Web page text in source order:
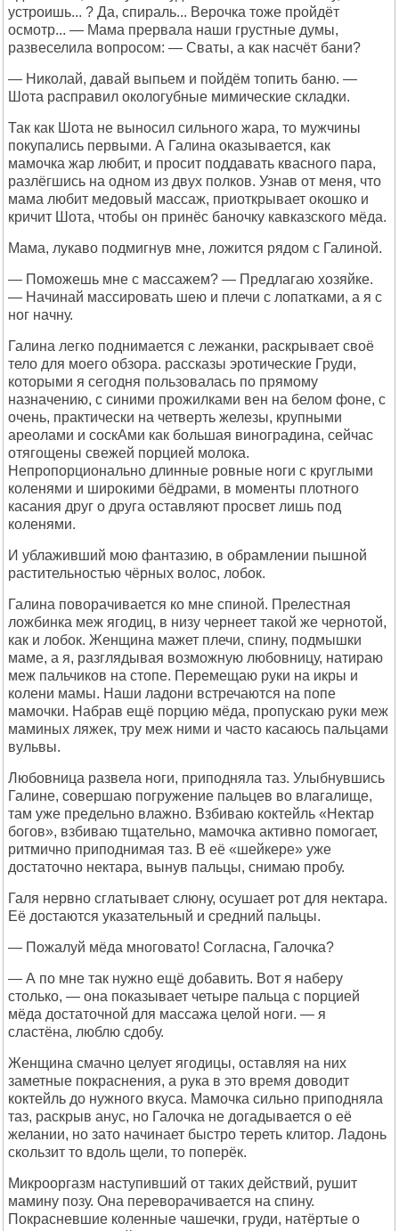
устроишь... ? Да, спираль... Верочка тоже пройдёт
осмотр... — Мама прервала наши грустные думы,
развеселила вопросом: — Сваты, а как насчёт бани?
— Николай, давай выпьем и пойдём топить баню. —
Шота расправил окологубные мимические складки.
Так как Шота не выносил сильного жара, то мужчины
покупались первыми. А Галина оказывается, как
мамочка жар любит, и просит поддавать квасного пара,
разлёгшись на одном из двух полков. Узнав от меня, что
мама любит медовый массаж, приоткрывает окошко и
кричит Шота, чтобы он принёс баночку кавказского мёда.
Мама, лукаво подмигнув мне, ложится рядом с Галиной.
— Поможешь мне с массажем? — Предлагаю хозяйке.
— Начинай массировать шею и плечи с лопатками, а я с
ног начну.
Галина легко поднимается с лежанки, раскрывает своё
тело для моего обзора. рассказы эротические Груди,
которыми я сегодня пользовалась по прямому
назначению, с синими прожилками вен на белом фоне, с
очень, практически на четверть железы, крупными
ареолами и соскАми как большая виноградина, сейчас
отягощены свежей порцией молока.
Непропорционально длинные ровные ноги с круглыми
коленями и широкими бёдрами, в моменты плотного
касания друг о друга оставляют просвет лишь под
коленями.
И ублаживший мою фантазию, в обрамлении пышной
растительностью чёрных волос, лобок.
Галина поворачивается ко мне спиной. Прелестная
ложбинка меж ягодиц, в низу чернеет такой же чернотой,
как и лобок. Женщина мажет плечи, спину, подмышки
маме, а я, разглядывая возможную любовницу, натираю
меж пальчиков на стопе. Перемещаю руки на икры и
колени мамы. Наши ладони встречаются на попе
мамочки. Набрав ещё порцию мёда, пропускаю руки меж
маминых ляжек, тру меж ними и часто касаюсь пальцами
вульвы.
Любовница развела ноги, приподняла таз. Улыбнувшись
Галине, совершаю погружение пальцев во влагалище,
там уже предельно влажно. Взбиваю коктейль «Нектар
богов», взбиваю тщательно, мамочка активно помогает,
ритмично приподнимая таз. В её «шейкере» уже
достаточно нектара, вынув пальцы, снимаю пробу.
Галя нервно сглатывает слюну, осушает рот для нектара.
Её достаются указательный и средний пальцы.
— Пожалуй мёда многовато! Согласна, Галочка?
— А по мне так нужно ещё добавить. Вот я наберу
столько, — она показывает четыре пальца с порцией
мёда достаточной для массажа целой ноги. — я
сластёна, люблю сдобу.
Женщина смачно целует ягодицы, оставляя на них
заметные покраснения, а рука в это время доводит
коктейль до нужного вкуса. Мамочка сильно приподняла
таз, раскрыв анус, но Галочка не догадывается о её
желании, но зато начинает быстро тереть клитор. Ладонь
скользит то вдоль щели, то поперёк.
Микрооргазм наступивший от таких действий, рушит
мамину позу. Она переворачивается на спину.
Покрасневшие коленные чашечки, груди, натёртые о